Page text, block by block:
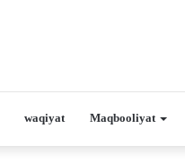
waqiyat Maqbooliyat